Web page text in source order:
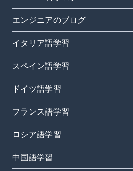
エンジニアのブログ
イタリア語学習
スペイン語学習
ドイツ語学習
フランス語学習
ロシア語学習
中国語学習